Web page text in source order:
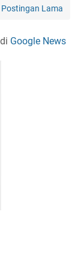
Postingan Lama
Google News